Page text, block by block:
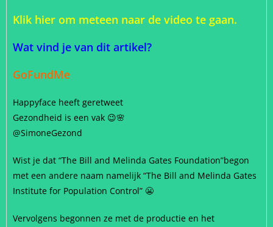
Klik hier om meteen naar de video te gaan.
Wat vind je van dit artikel?
GoFundMe
Happyface heeft geretweet
Gezondheid is een vak 😉🌸
@SimoneGezond
Wist je dat “The Bill and Melinda Gates Foundation”begon
met een andere naam namelijk “The Bill and Melinda Gates
Institute for Population Control” 😬
Vervolgens begonnen ze met de productie en het